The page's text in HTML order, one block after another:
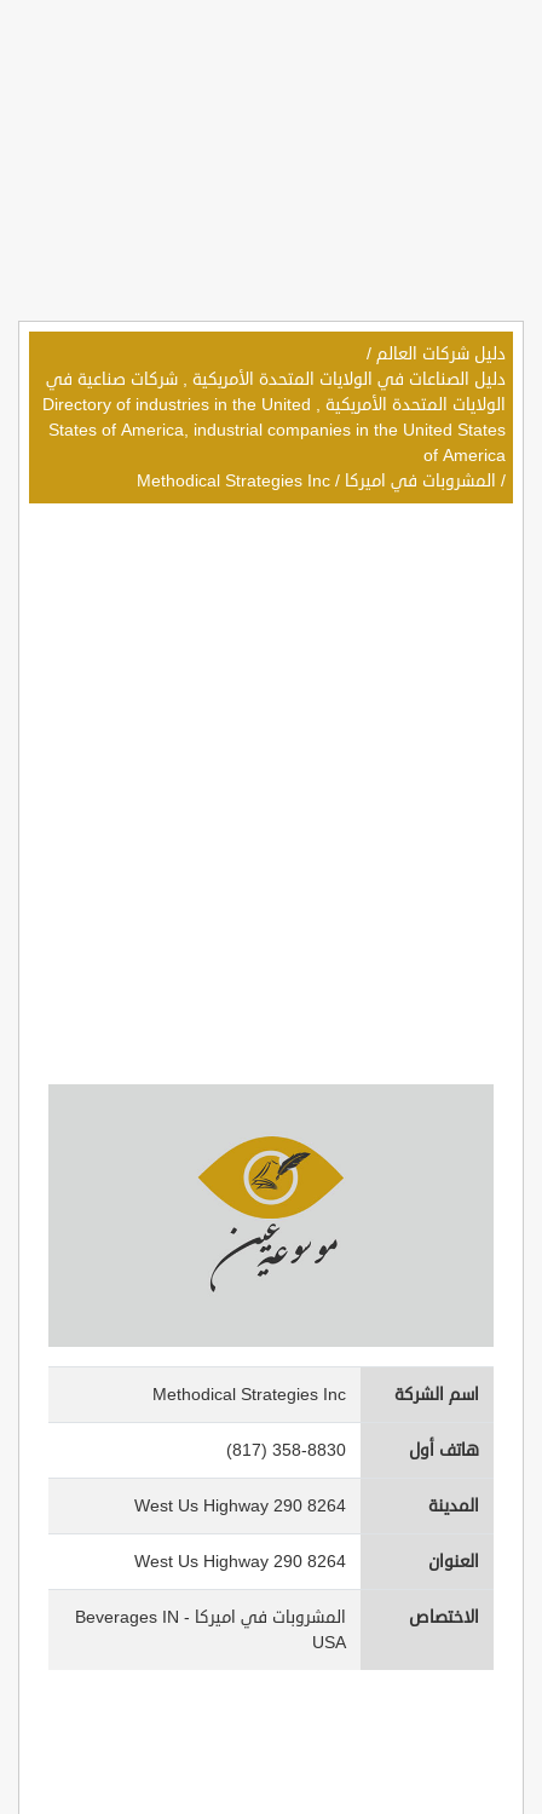
دليل شركات العالم /
دليل الصناعات في الولايات المتحدة الأمريكية , شركات صناعية في
الولايات المتحدة الأمريكية , Directory of industries in the United
States of America, industrial companies in the United States
of America
/ المشروبات في اميركا /
Methodical Strategies Inc
اسم الشركة Methodical Strategies Inc
هاتف أول (817) 358-8830
المدينة 8264 West Us Highway 290
العنوان 8264 West Us Highway 290
الاختصاص
المشروبات في اميركا - Beverages IN
USA